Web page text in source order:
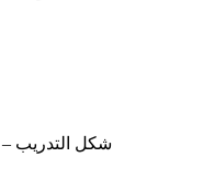
شكل التدريب –